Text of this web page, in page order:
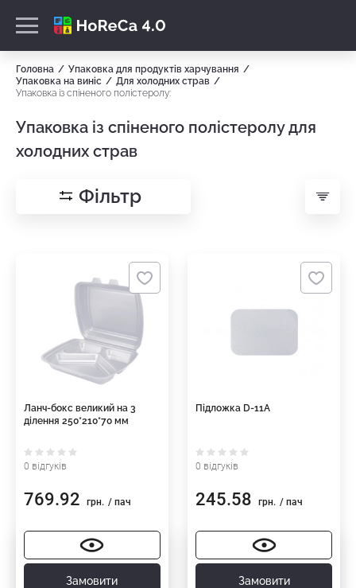
Головна
Упаковка для продуктів харчування
Упаковка на виніс
Для холодних страв
Упаковка із спіненого полістеролу:
Упаковка із спіненого полістеролу для
холодних страв
Фільтр
Ланч-бокс великий на 3
ділення 250*210*70 мм
0 відгуків
769.92 грн. / пач
Замовити
Підложка D-11А
0 відгуків
245.58 грн. / пач
Замовити